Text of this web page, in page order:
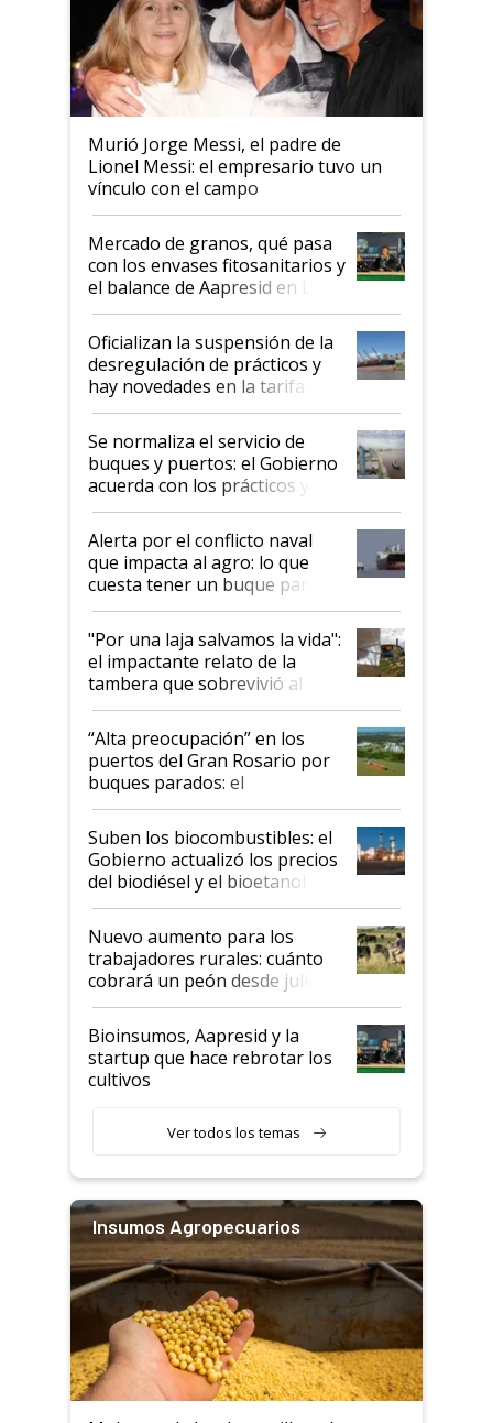
Murió Jorge Messi, el padre de
Lionel Messi: el empresario tuvo un
vínculo con el campo
Mercado de granos, qué pasa
con los envases fitosanitarios y
el balance de Aapresid en La
Posta
Oficializan la suspensión de la
desregulación de prácticos y
hay novedades en la tarifa de
la hidrovía
Se normaliza el servicio de
buques y puertos: el Gobierno
acuerda con los prácticos y
suspende el decreto de
desregulación
Alerta por el conflicto naval
que impacta al agro: lo que
cuesta tener un buque parado
y el peligro de que Argentina
pase a ser "país sucio"
"Por una laja salvamos la vida":
el impactante relato de la
tambera que sobrevivió al
tornado
“Alta preocupación” en los
puertos del Gran Rosario por
buques parados: el
funcionamiento de las
exportadoras en tensión tras
la medida de fuerza de los
prácticos
Suben los biocombustibles: el
Gobierno actualizó los precios
del biodiésel y el bioetanol
Nuevo aumento para los
trabajadores rurales: cuánto
cobrará un peón desde julio
Bioinsumos, Aapresid y la
startup que hace rebrotar los
cultivos
Ver todos los temas
Insumos Agropecuarios